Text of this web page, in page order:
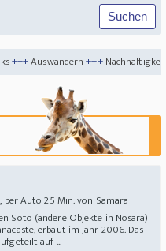
+++Nachhaltigkeit+++Das sind die
Auto 25 Min. von Samara
Soto (andere Objekte in Nosara)
erbaut im Jahr 2006. Das
auf ...